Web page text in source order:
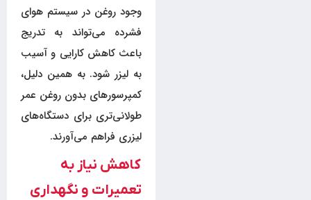
وجود روغن در سیستم هوای
فشرده می‌تواند به تدریج
باعث کاهش کارایی و آسیب
به لیزر شود. به همین دلیل،
کمپرسورهای بدون روغن عمر
طولانی‌تری برای دستگاه‌های
لیزری فراهم می‌آورند.
کاهش نیاز به
تعمیرات و نگهداری